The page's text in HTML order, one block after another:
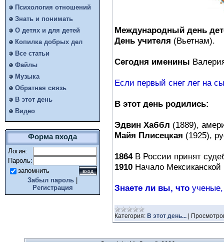
Психология отношений
Знать и понимать
О детях и для детей
Копилка добрых дел
Все статьи
Файлы
Музыка
Обратная связь
В этот день
Видео
Форма входа
Логин:
Пароль:
запомнить
Забыл пароль
Регистрация
Международный день
День учителя (Вьетнам).
Сегодня именины
Если первый снег лег на
В этот день родились:
Эдвин Хаббл (1889),
Майя Плисецкая (1925),
1864 В России принят
1910 Начало Мексиканской
Знаете ли вы, что
Категория: В этот день...